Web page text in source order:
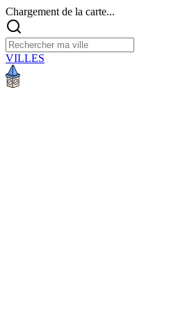
Chargement de la carte...
VILLES